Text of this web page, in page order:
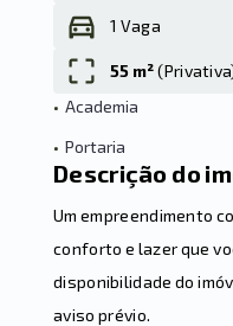
1 Vaga
55 m²(Privativa
• Academia
• Portaria
Descrição do
Um empreendimento
conforto e lazer que
disponibilidade do
aviso prévio.